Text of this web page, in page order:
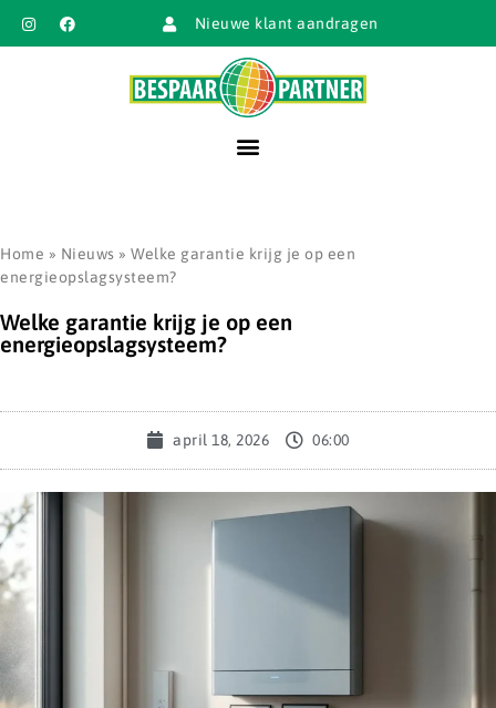
Nieuwe klant aandragen
Home » Nieuws » Welke garantie krijg je op een
energieopslagsysteem?
Welke garantie krijg je op een
energieopslagsysteem?
april 18, 2026 06:00